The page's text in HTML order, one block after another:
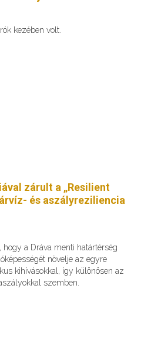
kezében volt.
zárult a „Resilient
és aszályreziliencia
a Dráva menti határtérség
növelje az egyre
kihívásokkal, így különösen az
szemben.